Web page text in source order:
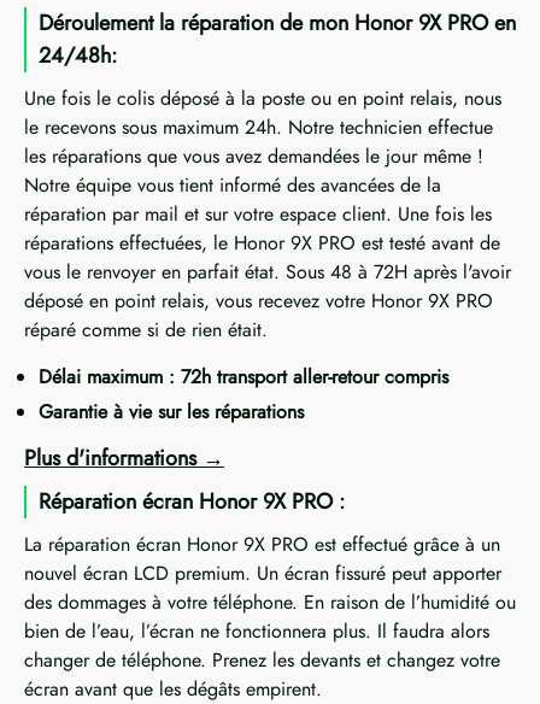
Déroulement la réparation de mon Honor 9X PRO en
24/48h:
Une fois le colis déposé à la poste ou en point relais, nous
le recevons sous maximum 24h. Notre technicien effectue
les réparations que vous avez demandées le jour même !
Notre équipe vous tient informé des avancées de la
réparation par mail et sur votre espace client. Une fois les
réparations effectuées, le Honor 9X PRO est testé avant de
vous le renvoyer en parfait état. Sous 48 à 72H après l'avoir
déposé en point relais, vous recevez votre Honor 9X PRO
réparé comme si de rien était.
Délai maximum : 72h transport aller-retour compris
Garantie à vie sur les réparations
Plus d'informations
Réparation écran Honor 9X PRO :
La réparation écran Honor 9X PRO est effectué grâce à un
nouvel écran LCD premium. Un écran fissuré peut apporter
des dommages à votre téléphone. En raison de l’humidité ou
bien de l’eau, l’écran ne fonctionnera plus. Il faudra alors
changer de téléphone. Prenez les devants et changez votre
écran avant que les dégâts empirent.